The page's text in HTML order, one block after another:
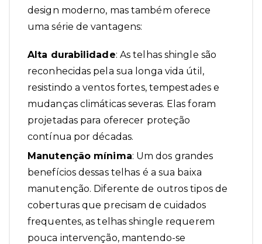
design moderno, mas também oferece
uma série de vantagens:
Alta durabilidade: As telhas shingle são
reconhecidas pela sua longa vida útil,
resistindo a ventos fortes, tempestades e
mudanças climáticas severas. Elas foram
projetadas para oferecer proteção
contínua por décadas.
Manutenção mínima: Um dos grandes
benefícios dessas telhas é a sua baixa
manutenção. Diferente de outros tipos de
coberturas que precisam de cuidados
frequentes, as telhas shingle requerem
pouca intervenção, mantendo-se